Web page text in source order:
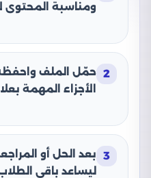
ومناسبة المحتوى
2 حمّل الملف
الأجزاء المهمة
3
بعد الحل أو
ليساعد باقي